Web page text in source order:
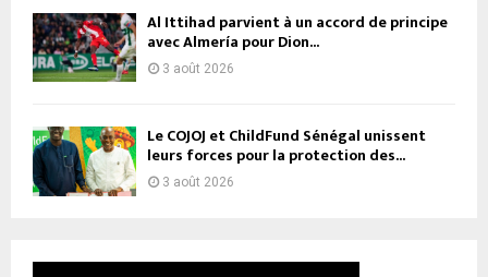
Al Ittihad parvient à un accord de principe
avec Almería pour Dion...
3 août 2026
Le COJOJ et ChildFund Sénégal unissent
leurs forces pour la protection des...
3 août 2026